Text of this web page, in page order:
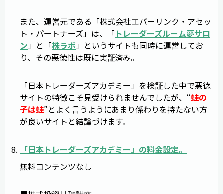
また、運営元である「株式会社エバーリンク・アセッ
ト・パートナーズ」は、「 トレーダーズルーム夢サロ
ン 」と「株ラボ」というサイトも同時に運営してお
り、その悪徳性は既に実証済み。
「日本トレーダーズアカデミー」を検証した中で悪徳
サイトの特徴こそ見受けられませんでしたが、“蛙の
子は蛙”とよく言うようにあまり係わりを持たない方
が良いサイトと結論づけます。
「日本トレーダーズアカデミー 」の料金設定。
無料コンテンツなし